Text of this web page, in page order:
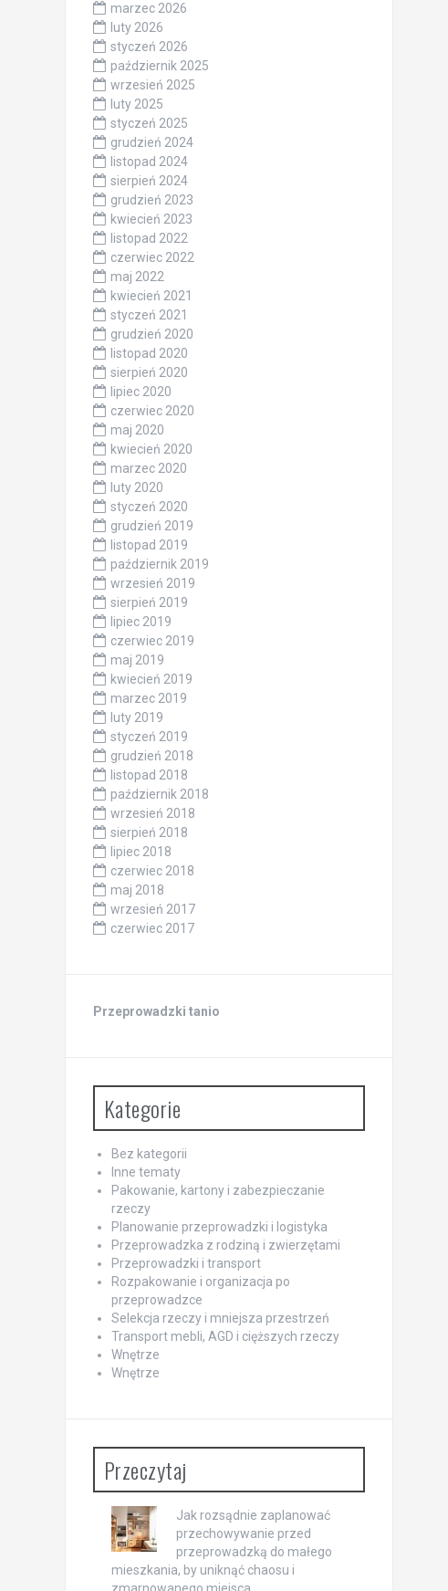
marzec 2026
luty 2026
styczeń 2026
październik 2025
wrzesień 2025
luty 2025
styczeń 2025
grudzień 2024
listopad 2024
sierpień 2024
grudzień 2023
kwiecień 2023
listopad 2022
czerwiec 2022
maj 2022
kwiecień 2021
styczeń 2021
grudzień 2020
listopad 2020
sierpień 2020
lipiec 2020
czerwiec 2020
maj 2020
kwiecień 2020
marzec 2020
luty 2020
styczeń 2020
grudzień 2019
listopad 2019
październik 2019
wrzesień 2019
sierpień 2019
lipiec 2019
czerwiec 2019
maj 2019
kwiecień 2019
marzec 2019
luty 2019
styczeń 2019
grudzień 2018
listopad 2018
październik 2018
wrzesień 2018
sierpień 2018
lipiec 2018
czerwiec 2018
maj 2018
wrzesień 2017
czerwiec 2017
Przeprowadzki tanio
Kategorie
Bez kategorii
Inne tematy
Pakowanie, kartony i zabezpieczanie
rzeczy
Planowanie przeprowadzki i logistyka
Przeprowadzka z rodziną i zwierzętami
Przeprowadzki i transport
Rozpakowanie i organizacja po
przeprowadzce
Selekcja rzeczy i mniejsza przestrzeń
Transport mebli, AGD i cięższych rzeczy
Wnętrze
Wnętrze
Przeczytaj
Jak rozsądnie zaplanować
przechowywanie przed
przeprowadzką do małego
mieszkania, by uniknąć chaosu i